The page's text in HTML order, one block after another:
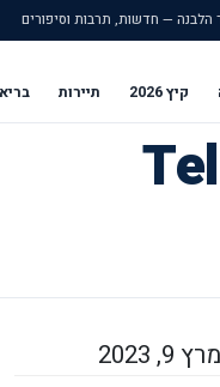
הלבנה — חדשות, תרבות וסיפורים
קיץ 2026 תיירות
תלאביבינט | Tel